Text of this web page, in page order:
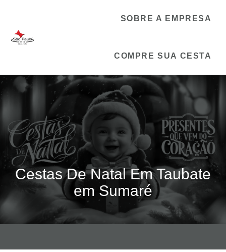
SOBRE A EMPRESA
COMPRE SUA CESTA
Cestas De Natal Em Taubate
em Sumaré